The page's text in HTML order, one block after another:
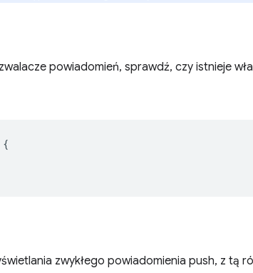
powiadomień, sprawdź, czy istnieje
{
zwykłego powiadomienia push, z tą